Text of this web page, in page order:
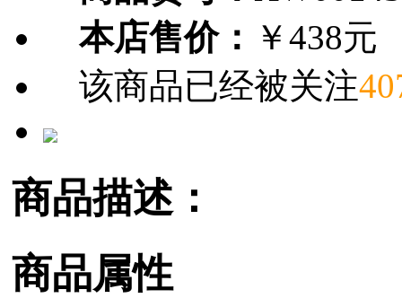
本店售价： ￥438元
该商品已经被关注
商品描述：
商品属性